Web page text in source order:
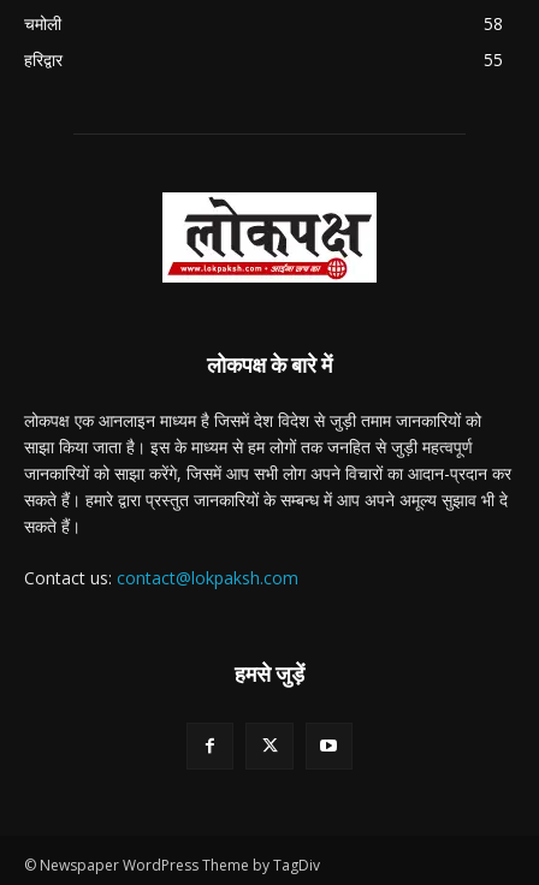
चमोली
58
हरिद्वार
55
लोकपक्ष के बारे में
लोकपक्ष एक आनलाइन माध्यम है जिसमें देश विदेश से जुड़ी तमाम जानकारियों को
साझा किया जाता है। इस के माध्यम से हम लोगों तक जनहित से जुड़ी महत्वपूर्ण
जानकारियों को साझा करेंगे, जिसमें आप सभी लोग अपने विचारों का आदान-प्रदान कर
सकते हैं। हमारे द्वारा प्रस्तुत जानकारियों के सम्बन्ध में आप अपने अमूल्य सुझाव भी दे
सकते हैं।
Contact us: contact@lokpaksh.com
हमसे जुड़ें
© Newspaper WordPress Theme by TagDiv